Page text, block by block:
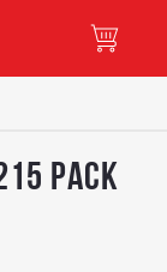
PACK